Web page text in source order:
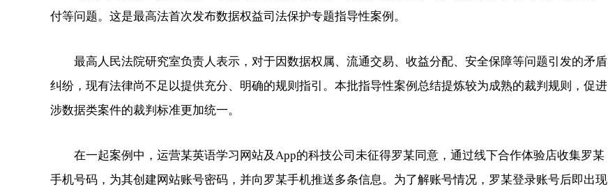
付等问题。这是最高法首次发布数据权益司法保护专题指导性案例。
最高人民法院研究室负责人表示，对于因数据权属、流通交易、收益分配、安全保障等问题引发的矛盾
纠纷，现有法律尚不足以提供充分、明确的规则指引。本批指导性案例总结提炼较为成熟的裁判规则，促进
涉数据类案件的裁判标准更加统一。
在一起案例中，运营某英语学习网站及App的科技公司未征得罗某同意，通过线下合作体验店收集罗某
手机号码，为其创建网站账号密码，并向罗某手机推送多条信息。为了解账号情况，罗某登录账号后即出现